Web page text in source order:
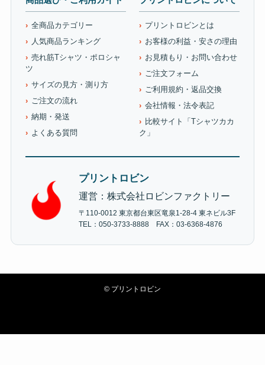
全商品カテゴリー
人気商品ランキング
売れ筋Tシャツ・ポロシャ
ツ
サイズの見方・測り方
ご注文の流れ
納期・発送
よくある質問
プリントロビンとは
お客様の利益・安さの理由
お見積もり・お問い合わせ
ご注文フォーム
ご利用規約・返品交換
会社情報・法令表記
比較サイト「Tシャツカカ
ク」
プリントロビン
運営：株式会社ロビンファクトリー
〒110-0012 東京都台東区竜泉1-28-4 東ネビル3F
TEL：050-3733-8888 FAX：03-6368-4876
© プリントロビン